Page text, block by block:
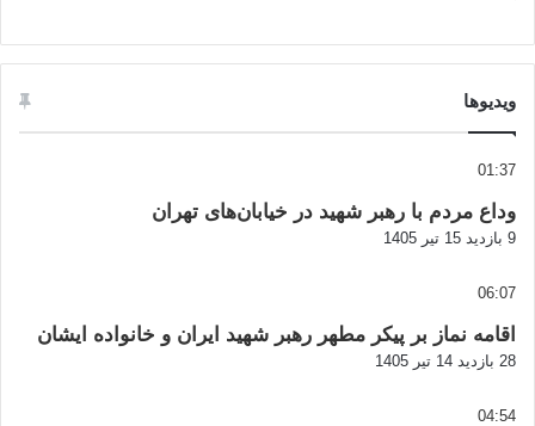
ویدیوها
01:37
وداع مردم با رهبر شهید در خیابان‌های تهران
9 بازدید 15 تیر 1405
06:07
اقامه نماز بر پیکر مطهر رهبر شهید ایران و خانواده ایشان
28 بازدید 14 تیر 1405
04:54